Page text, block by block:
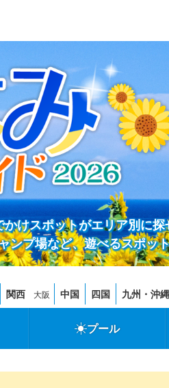
けスポットがエリア別に探
ンプ場など、遊べるスポッ
関西 大阪 中国 四国 九州・沖縄
プール